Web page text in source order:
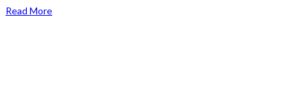
Read More